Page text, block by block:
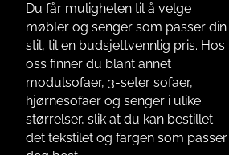
Du får muligheten til å velge
møbler og senger som passer din
stil, til en budsjettvennlig pris. Hos
oss finner du blant annet
modulsofaer, 3-seter sofaer,
hjørnesofaer og senger i ulike
størrelser, slik at du kan bestillet
det tekstilet og fargen som passer